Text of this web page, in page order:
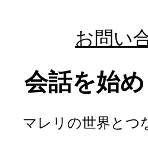
お問い
会話を始
マレリの世界とつ